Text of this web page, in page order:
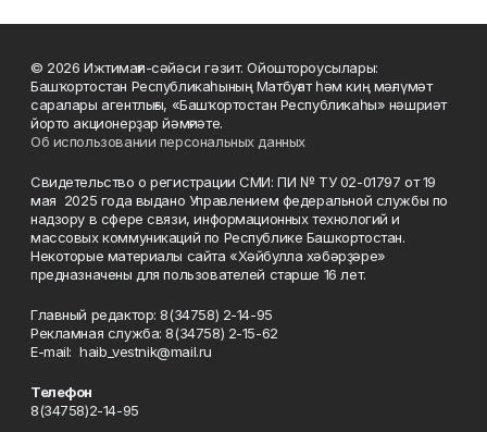
© 2026 Ижтимағи-сәйәси гәзит. Ойоштороусылары:
Башҡортостан Республикаһының Матбуғат һәм киң мәғлүмәт
саралары агентлығы, «Башҡортостан Республикаһы» нәшриәт
йорто акционерҙар йәмғиәте.
Об использовании персональных данных
Свидетельство о регистрации СМИ: ПИ № ТУ 02-01797 от 19
мая 2025 года выдано Управлением федеральной службы по
надзору в сфере связи, информационных технологий и
массовых коммуникаций по Республике Башкортостан.
Некоторые материалы сайта «Хәйбулла хәбәрҙәре»
предназначены для пользователей старше 16 лет.
Главный редактор: 8(34758) 2-14-95
Рекламная служба: 8(34758) 2-15-62
Е-mаil: haib_vestnik@mail.ru
Телефон
8(34758)2-14-95